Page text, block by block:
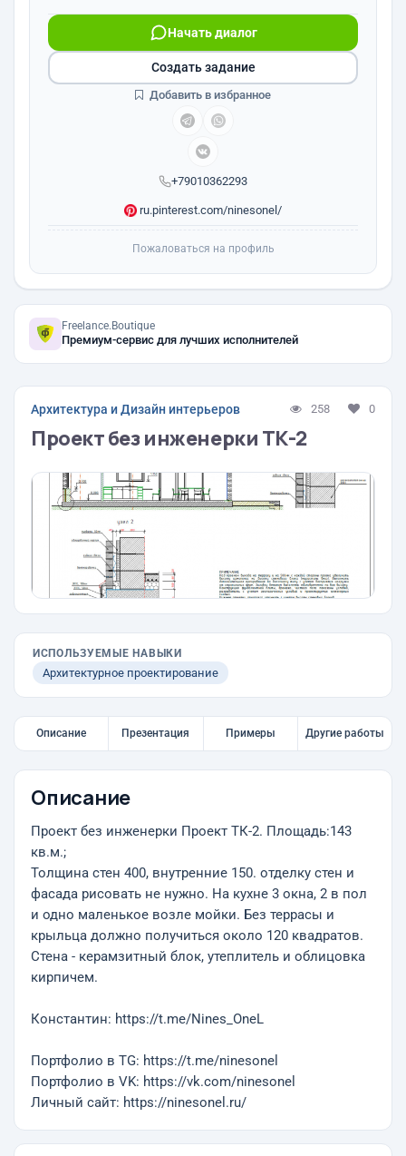
+79010362293
Начать диалог
ru.pinterest.com/ninesonel/
Создать задание
Добавить в избранное
Пожаловаться на профиль
Freelance.Boutique
Премиум-сервис для лучших исполнителей
Архитектура и Дизайн интерьеров 258 0
Проект без инженерки ТК-2
ИСПОЛЬЗУЕМЫЕ НАВЫКИ
Архитектурное проектирование
Описание Презентация Примеры Другие работы
Описание
Проект без инженерки Проект ТК-2. Площадь:143
кв.м.;
Толщина стен 400, внутренние 150. отделку стен и
фасада рисовать не нужно. На кухне 3 окна, 2 в пол
и одно маленькое возле мойки. Без террасы и
крыльца должно получиться около 120 квадратов.
Стена - керамзитный блок, утеплитель и облицовка
кирпичем.
Константин: https://t.me/Nines_OneL
Портфолио в TG: https://t.me/ninesonel
Портфолио в VK: https://vk.com/ninesonel
Личный сайт: https://ninesonel.ru/